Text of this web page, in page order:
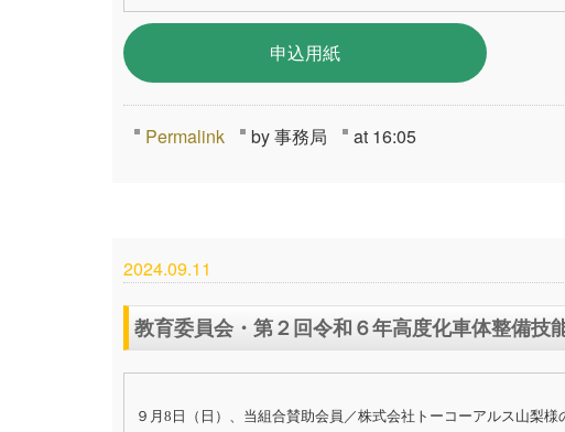
申込用紙
Permalink by 事務局 at 16:05
2024.09.11
教育委員会・第２回令和６年高度化車体整備技
９月8日（日）、当組合賛助会員／株式会社トーコーアルス山梨